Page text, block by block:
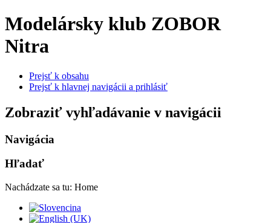
Modelársky klub ZOBOR
Nitra
Prejsť k obsahu
Prejsť k hlavnej navigácii a prihlásiť
Zobraziť vyhľadávanie v navigácii
Navigácia
Hľadať
Nachádzate sa tu: Home